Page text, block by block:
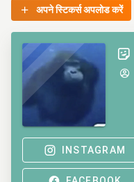
अपने स्टिकर्स अपलोड करें
INSTAGRAM